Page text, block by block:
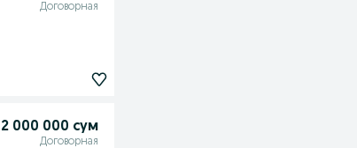
Договорная
2 000 000 сум
Договорная